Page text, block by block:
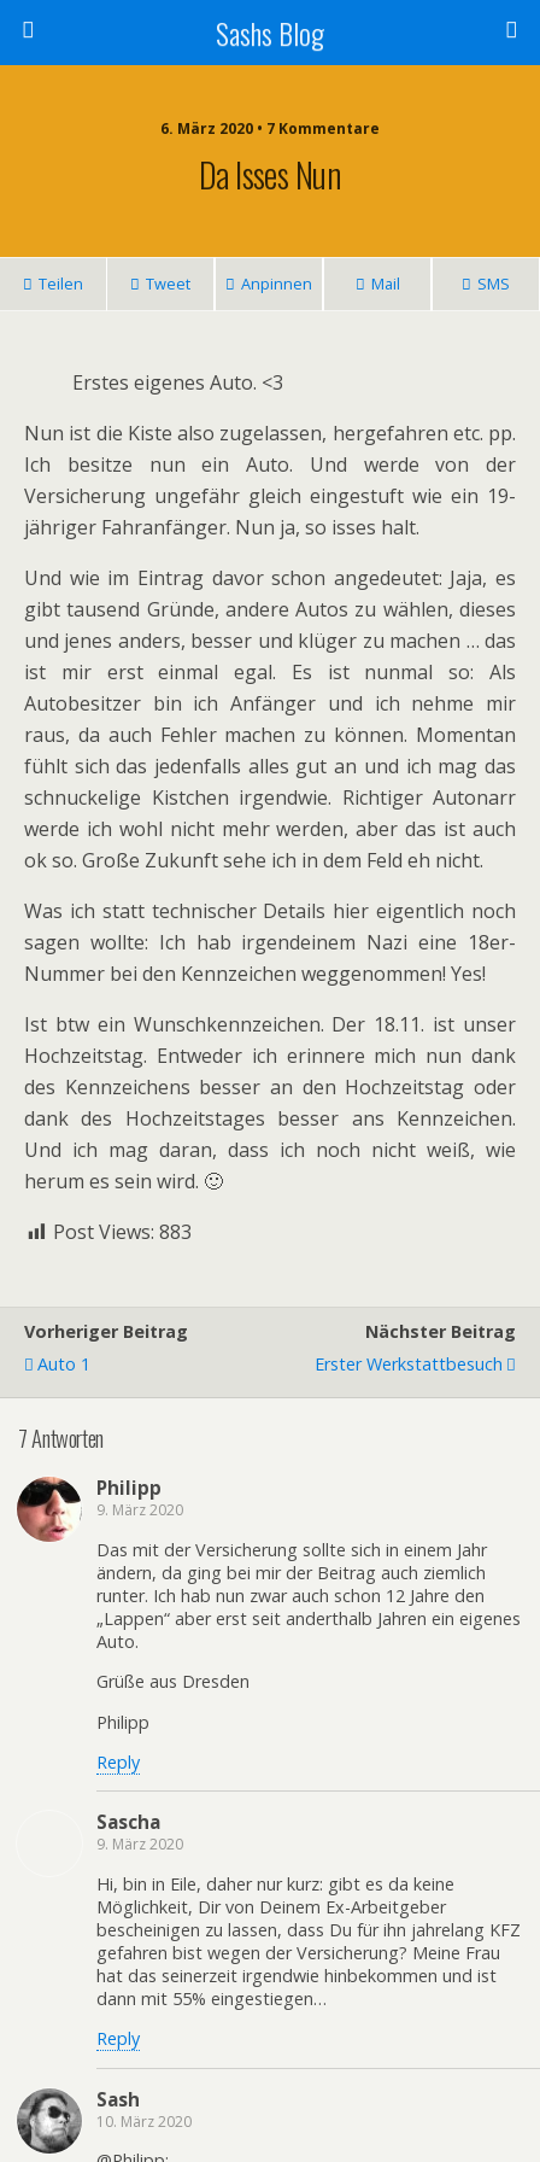
Sashs Blog
6. März 2020 • 7 Kommentare
Da Isses Nun
Teilen Tweet Anpinnen Mail SMS
Erstes eigenes Auto. <3
Nun ist die Kiste also zugelassen, hergefahren etc. pp.
Ich besitze nun ein Auto. Und werde von der
Versicherung ungefähr gleich eingestuft wie ein 19-
jähriger Fahranfänger. Nun ja, so isses halt.
Und wie im Eintrag davor schon angedeutet: Jaja, es
gibt tausend Gründe, andere Autos zu wählen, dieses
und jenes anders, besser und klüger zu machen … das
ist mir erst einmal egal. Es ist nunmal so: Als
Autobesitzer bin ich Anfänger und ich nehme mir
raus, da auch Fehler machen zu können. Momentan
fühlt sich das jedenfalls alles gut an und ich mag das
schnuckelige Kistchen irgendwie. Richtiger Autonarr
werde ich wohl nicht mehr werden, aber das ist auch
ok so. Große Zukunft sehe ich in dem Feld eh nicht.
Was ich statt technischer Details hier eigentlich noch
sagen wollte: Ich hab irgendeinem Nazi eine 18er-
Nummer bei den Kennzeichen weggenommen! Yes!
Ist btw ein Wunschkennzeichen. Der 18.11. ist unser
Hochzeitstag. Entweder ich erinnere mich nun dank
des Kennzeichens besser an den Hochzeitstag oder
dank des Hochzeitstages besser ans Kennzeichen.
Und ich mag daran, dass ich noch nicht weiß, wie
herum es sein wird. 🙂
Post Views: 883
Vorheriger Beitrag
Auto 1
Nächster Beitrag
Erster Werkstattbesuch
7 Antworten
Philipp
9. März 2020
Das mit der Versicherung sollte sich in einem Jahr
ändern, da ging bei mir der Beitrag auch ziemlich
runter. Ich hab nun zwar auch schon 12 Jahre den
„Lappen“ aber erst seit anderthalb Jahren ein eigenes
Auto.
Grüße aus Dresden
Philipp
Reply
Sascha
9. März 2020
Hi, bin in Eile, daher nur kurz: gibt es da keine
Möglichkeit, Dir von Deinem Ex-Arbeitgeber
bescheinigen zu lassen, dass Du für ihn jahrelang KFZ
gefahren bist wegen der Versicherung? Meine Frau
hat das seinerzeit irgendwie hinbekommen und ist
dann mit 55% eingestiegen…
Reply
Sash
10. März 2020